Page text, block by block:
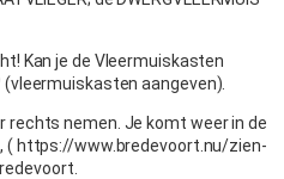
Kan je de Vleermuiskasten
aangeven).
rechts nemen. Je komt weer in de
( https://www.bredevoort.nu/zien-